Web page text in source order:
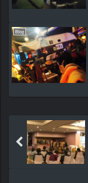
Blog